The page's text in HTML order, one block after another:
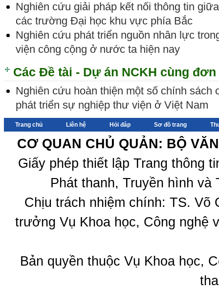
Nghiên cứu giải pháp kết nối thông tin
các trường Đại học khu vực phía Bắc
Nghiên cứu phát triển nguồn nhân lực
viện công cộng ở nước ta hiện nay
Các Đề tài - Dự án NCKH cùng
Nghiên cứu hoàn thiện một số chính sách
phát triển sự nghiệp thư viện ở Việt Nam
Trang chủ Liên hệ Hỏi đáp Sơ đồ trang
CƠ QUAN CHỦ QUẢN: BỘ
Giấy phép thiết lập Trang thông
Phát thanh, Truyền hình
Chịu trách nhiệm chính: TS.
trưởng Vụ Khoa học, Công nghệ
Bản quyền thuộc Vụ Khoa học,